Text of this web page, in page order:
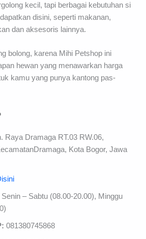
kecil, tapi berbagai kebutuhan si
disini, seperti makanan,
dan aksesoris lainnya.
bolong, karena Mihi Petshop ini
hewan yang menawarkan harga
kamu yang punya kantong pas-
Raya Dramaga RT.03 RW.06,
Kota Bogor, Jawa
Senin – Sabtu (08.00-20.00), Minggu
081380745868